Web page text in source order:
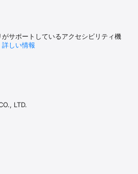
サポートしているアクセシビリティ機
詳しい情報
LTD.